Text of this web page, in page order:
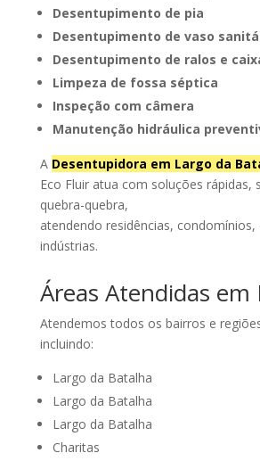
Desentupimento de pia
Desentupimento de vaso
Desentupimento de ralos e
Limpeza de fossa séptica
Inspeção com câmera
Manutenção hidráulica
A Desentupidora em Largo da
Eco Fluir atua com soluções rápidas,
quebra-quebra,
atendendo residências,
indústrias.
Áreas Atendidas
Atendemos todos os bairros e
incluindo:
Largo da Batalha
Largo da Batalha
Largo da Batalha
Charitas